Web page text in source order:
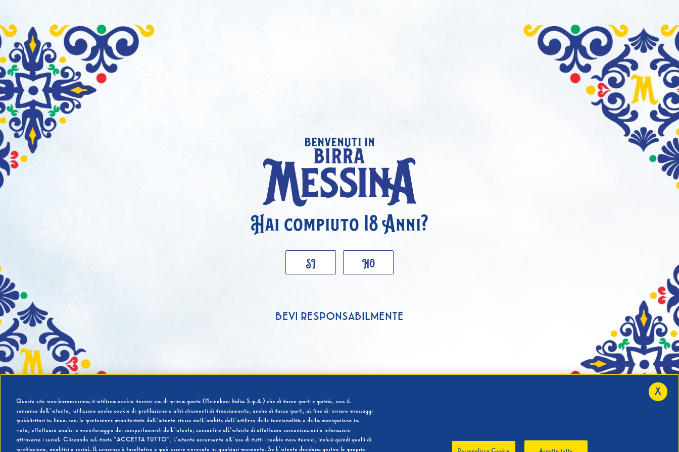
benvenuti in
Hai compiuto 18 Anni?
SI NO
BEVI RESPONSABILMENTE
Questo sito www.birramessina.it utilizza cookie tecnici sia di prima parte (Heineken Italia S.p.A.) che di terze parti e potrà, con il
consenso dell’utente, utilizzare anche cookie di profilazione o altri strumenti di tracciamento, anche di terze parti, al fine di: inviare messaggi
pubblicitari in linea con le preferenze manifestate dall’utente stesso nell’ambito dell’utilizzo delle funzionalità e della navigazione in
rete; effettuare analisi e monitoraggio dei comportamenti dell’utente; consentire all’utente di effettuare comunicazioni e interazioni
attraverso i social. Cliccando sul tasto “ACCETTA TUTTO”, l’utente acconsente all’uso di tutti i cookie non tecnici, inclusi quindi quelli di
profilazione, analitici e social. Il consenso è facoltativo e può essere revocato in qualsiasi momento. Se l’utente desidera gestire le proprie
X